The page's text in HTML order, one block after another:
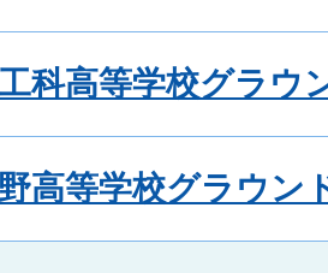
科高等学校グラウ
高等学校グラウン